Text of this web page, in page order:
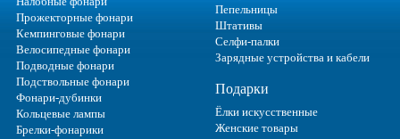
Прожекторные фонари
Кемпинговые фонари
Велосипедные фонари
Подводные фонари
Подствольные фонари
Фонари-дубинки
Кольцевые лампы
Брелки-фонарики
Пепельницы
Штативы
Селфи-палки
Зарядные устройства и кабели
Подарки
Ёлки искусственные
Женские товары